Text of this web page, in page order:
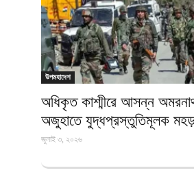
উপমহাদেশ
‎অধিকৃত কাশ্মীরে আসন্ন
অজুহাতে যুদ্ধপ্রস্তুতিমূলক
জুলাই ৩, ২০২৬